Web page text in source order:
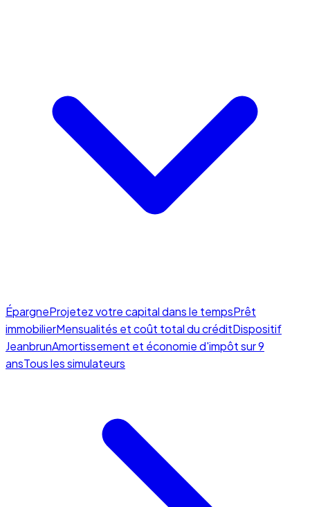
ÉpargneProjetez votre capital dans le tempsPrêt
immobilierMensualités et coût total du créditDispositif
JeanbrunAmortissement et économie d'impôt sur 9
ansTous les simulateurs